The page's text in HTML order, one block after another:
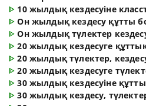
ᐈ 10 жылдық кездесуіне
ᐈОн жылдық кездесу құтты
ᐈОн жылдық түлектер
ᐈ20 жылдық кездесуге
ᐈ20 жылдық түлектер,
ᐈ20 жылдық кездесуге
ᐈ30 жылдық кездесуіне
ᐈ30 жылдық кездесу,